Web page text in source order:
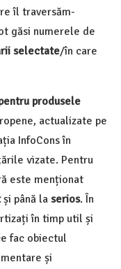
îl traversăm-
găsi numerele de
selectate/în care
produsele
actualizate pe
InfoCons în
vizate. Pentru
este menționat
și până la serios. În
în timp util și
fac obiectul
și